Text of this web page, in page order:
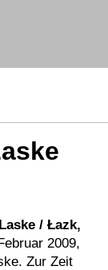
/ Łazk,
2009,
Zur Zeit